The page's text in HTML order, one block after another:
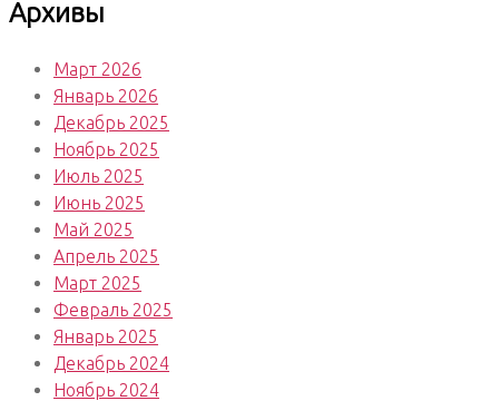
Архивы
Март 2026
Январь 2026
Декабрь 2025
Ноябрь 2025
Июль 2025
Июнь 2025
Май 2025
Апрель 2025
Март 2025
Февраль 2025
Январь 2025
Декабрь 2024
Ноябрь 2024